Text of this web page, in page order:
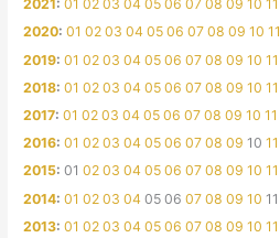
2021:01 02 03 04 05 06 07 08 09 10 11
2020:01 02 03 04 05 06 07 08 09 10 11
2019:01 02 03 04 05 06 07 08 09 10 11
2018:01 02 03 04 05 06 07 08 09 10 11
2017:01 02 03 04 05 06 07 08 09 10 11
2016:01 02 03 04 05 06 07 08 09 10 11
2015:01 02 03 04 05 06 07 08 09 10 11
2014:01 02 03 04 05 06 07 08 09 10 11
2013:01 02 03 04 05 06 07 08 09 10 11